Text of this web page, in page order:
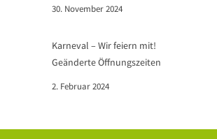
30. November 2024
Karneval – Wir feiern mit!
Geänderte Öffnungszeiten
2. Februar 2024